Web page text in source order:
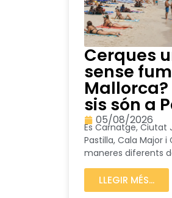
Cerques
sense
sis són a
05/08/2026
Es Carnatge, Ciutat
Pastilla, Cala Major i
maneres diferents
LLEGIR MÉS...